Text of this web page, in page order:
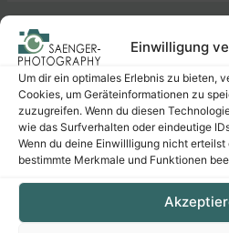
Einwilligung
Um dir ein optimales Erlebnis zu bieten,
Cookies, um Geräteinformationen zu
zuzugreifen. Wenn du diesen
wie das Surfverhalten oder eindeutige
Wenn du deine Einwillligung nicht
bestimmte Merkmale und Funktionen
Workshops
Auch 2026 werden wir in
Artistravelwieder einen